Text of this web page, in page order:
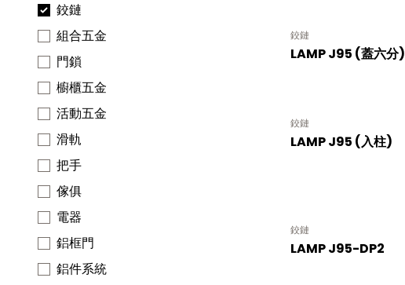
鉸鏈
組合五金
門鎖
櫥櫃五金
活動五金
滑軌
把手
傢俱
電器
鋁框門
鋁件系統
鉸鏈
LAMP J95 (蓋六分)
鉸鏈
LAMP J95 (入柱)
鉸鏈
LAMP J95-DP2